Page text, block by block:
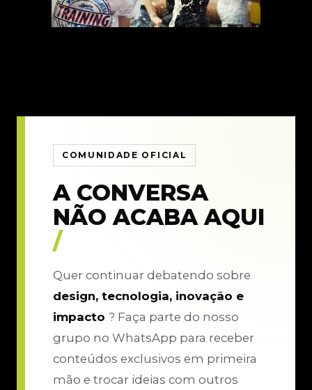
COMUNIDADE OFICIAL
A CONVERSA
NÃO ACABA AQUI
/
Quer continuar debatendo sobre
design, tecnologia, inovação e
impacto ? Faça parte do nosso
grupo no WhatsApp para receber
conteúdos exclusivos em primeira
mão e trocar ideias com outros